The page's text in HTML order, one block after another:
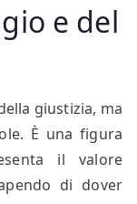
e del
giustizia, ma
È una figura
il valore
di dover